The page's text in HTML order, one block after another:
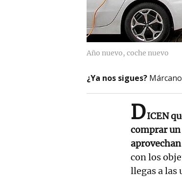
Año nuevo, coche nuevo
¿Ya nos sigues?
DICEN
comprar un
con los
llegas a las